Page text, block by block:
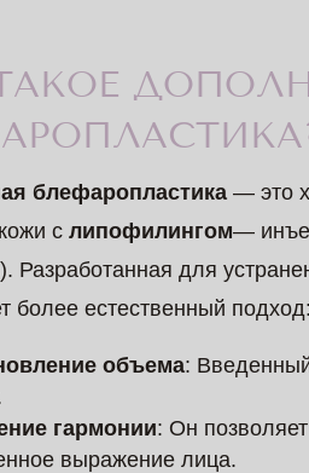
блефаропластика — это
слипофилингом—
Разработанная для
более естественный подход:
объема:
гармонии: Он
выражение лица.